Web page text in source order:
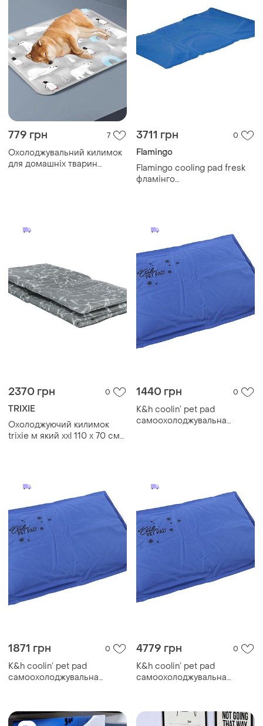
779 грн 7
Охолоджувальний килимок
для домашніх тварин
3711 грн 0
Flamingo
Flamingo cooling pad fresk
фламінго
2370 грн 0
TRIXIE
Охолоджуючий килимок
trixie м який xxl 110 х 70 см
1440 грн 0
K&h coolin’ pet pad
самоохолоджувальна
1871 грн 0
K&h coolin’ pet pad
самоохолоджувальна
4779 грн 0
K&h coolin’ pet pad
самоохолоджувальна